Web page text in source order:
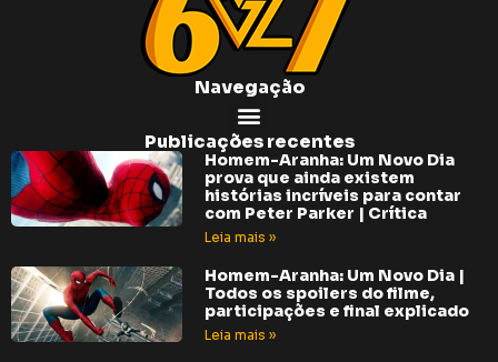
Navegação
Publicações recentes
Homem-Aranha: Um Novo Dia
prova que ainda existem
histórias incríveis para contar
com Peter Parker | Crítica
Leia mais »
Homem-Aranha: Um Novo Dia |
Todos os spoilers do filme,
participações e final explicado
Leia mais »